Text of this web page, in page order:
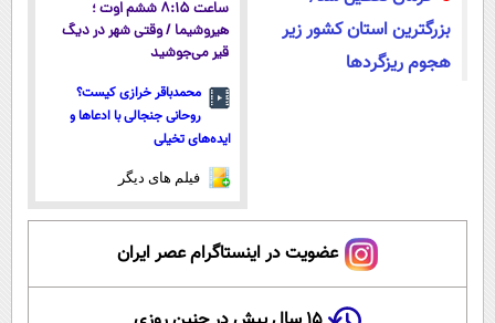
بزرگترین استان کشور زیر
هجوم ریزگردها
ساعت ۸:۱۵ ششم اوت ؛
هیروشیما / وقتی شهر در دیگ
قیر می‌جوشید
محمدباقر خرازی کیست؟
روحانی جنجالی با ادعاها و
ایده‌های تخیلی
فیلم های دیگر
عضویت در اینستاگرام عصر ایران